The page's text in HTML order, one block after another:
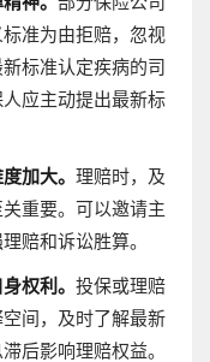
准为由拒赔，忽视
标准认定疾病的司
应主动提出最新标
加大。 理赔时，及
重要。可以邀请主
赔和诉讼胜算。
权利。 投保或理赔
间，及时了解最新
后影响理赔权益。